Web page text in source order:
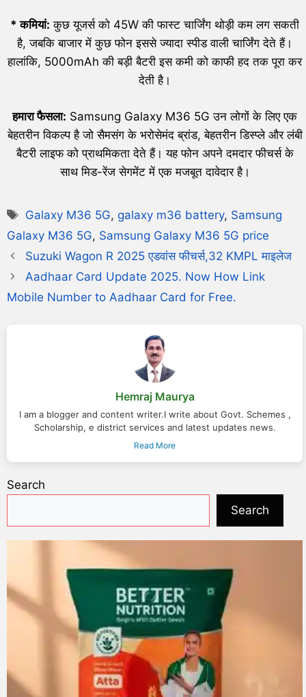
*कमियां: कुछ यूजर्स को 45W की फास्ट चार्जिंग थोड़ी कम लग सकती
है, जबकि बाजार में कुछ फोन इससे ज्यादा स्पीड वाली चार्जिंग देते हैं।
हालांकि, 5000mAh की बड़ी बैटरी इस कमी को काफी हद तक पूरा कर
देती है।
हमारा फैसला: Samsung Galaxy M36 5G उन लोगों के लिए एक
बेहतरीन विकल्प है जो सैमसंग के भरोसेमंद ब्रांड, बेहतरीन डिस्प्ले और लंबी
बैटरी लाइफ को प्राथमिकता देते हैं। यह फोन अपने दमदार फीचर्स के
साथ मिड-रेंज सेगमेंट में एक मजबूत दावेदार है।
Galaxy M36 5G, galaxy m36 battery, Samsung
Galaxy M36 5G, Samsung Galaxy M36 5G price
Suzuki Wagon R 2025 एडवांस फीचर्स,32 KMPL माइलेज
Aadhaar Card Update 2025. Now How Link
Mobile Number to Aadhaar Card for Free.
Hemraj Maurya
I am a blogger and content writer.I write about Govt. Schemes ,
Scholarship, e district services and latest updates news.
Read More
Search
Search